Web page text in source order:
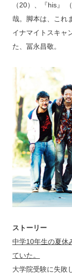
（20）、『his』
哉。脚本は、これ
イナマイトスキャ
た、冨永昌敬。
ストーリー
中学10年生の夏休
ていた。
大学院受験に失敗